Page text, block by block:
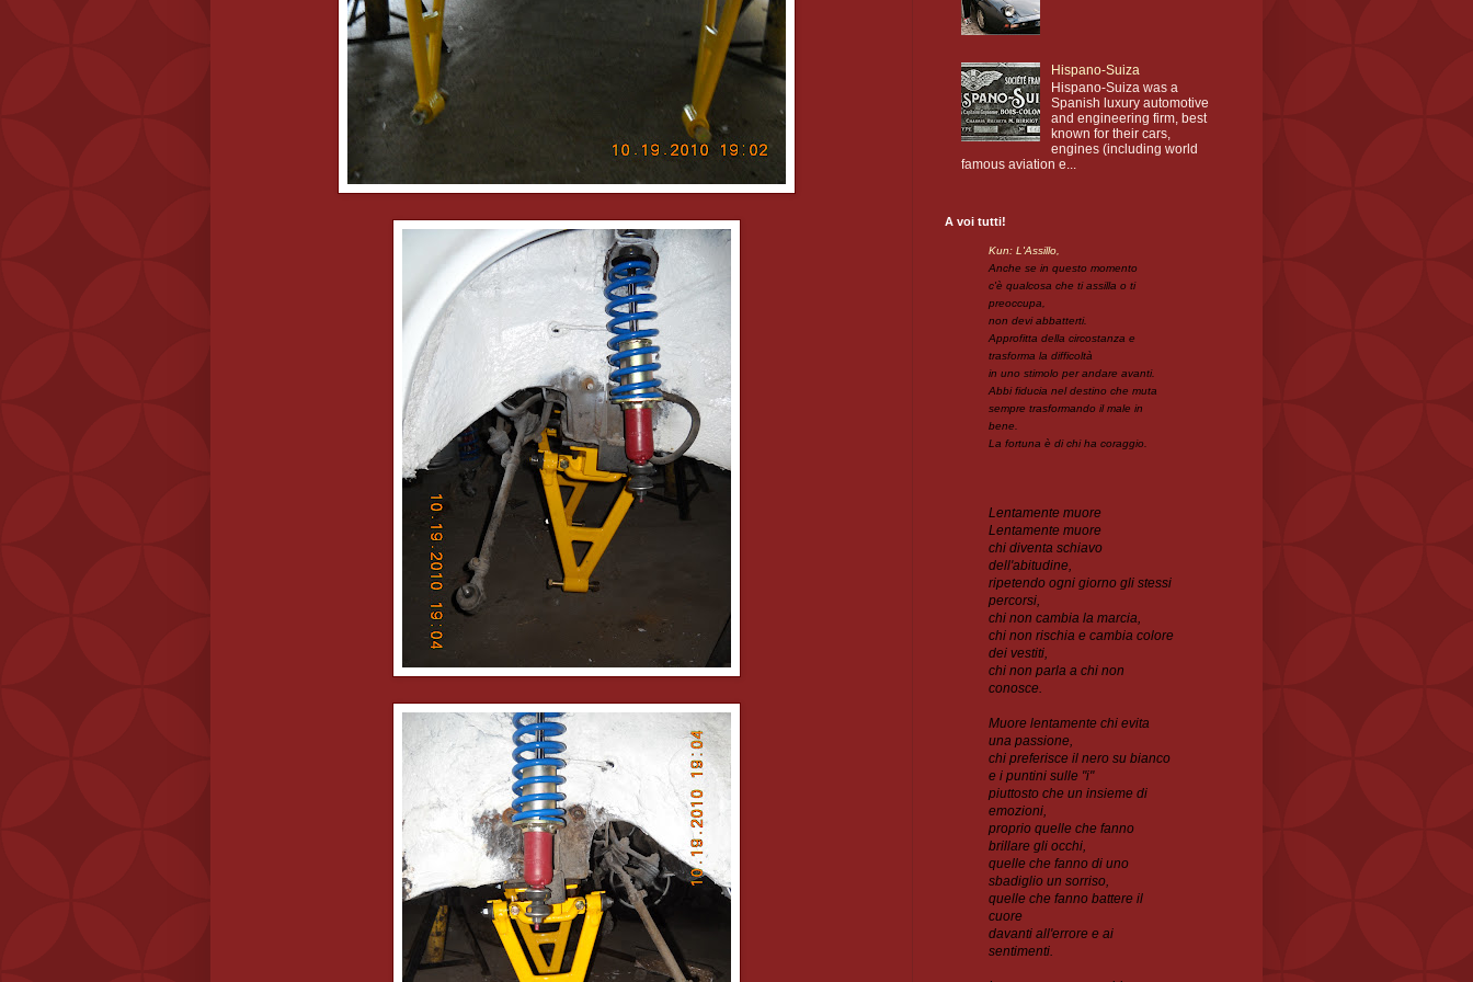
Hispano-Suiza
Hispano-Suiza was a
Spanish luxury automotive
and engineering firm, best
known for their cars,
engines (including world
famous aviation e...
A voi tutti!
Kun: L'Assillo,
Anche se in questo momento
c'è qualcosa che ti assilla o ti
preoccupa,
non devi abbatterti.
Approfitta della circostanza e
trasforma la difficoltà
in uno stimolo per andare avanti.
Abbi fiducia nel destino che muta
sempre trasformando il male in
bene.
La fortuna è di chi ha coraggio.
Lentamente muore
Lentamente muore
chi diventa schiavo
dell'abitudine,
ripetendo ogni giorno gli stessi
percorsi,
chi non cambia la marcia,
chi non rischia e cambia colore
dei vestiti,
chi non parla a chi non
conosce.
Muore lentamente chi evita
una passione,
chi preferisce il nero su bianco
e i puntini sulle "i"
piuttosto che un insieme di
emozioni,
proprio quelle che fanno
brillare gli occhi,
quelle che fanno di uno
sbadiglio un sorriso,
quelle che fanno battere il
cuore
davanti all'errore e ai
sentimenti.